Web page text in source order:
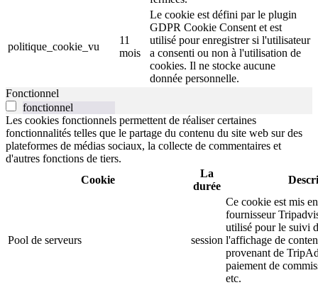
politique_cookie_vu
11
mois
Le cookie est défini par le plugin
GDPR Cookie Consent et est
utilisé pour enregistrer si l'utilisateur
a consenti ou non à l'utilisation de
cookies. Il ne stocke aucune
donnée personnelle.
Fonctionnel
fonctionnel
Les cookies fonctionnels permettent de réaliser certaines
fonctionnalités telles que le partage du contenu du site web sur des
plateformes de médias sociaux, la collecte de commentaires et
d'autres fonctions de tiers.
Cookie
La
durée
Pool de serveurs session
Ce cookie est mis
fournisseur
utilisé pour le suivi
l'affichage de
provenant de
paiement de
etc.